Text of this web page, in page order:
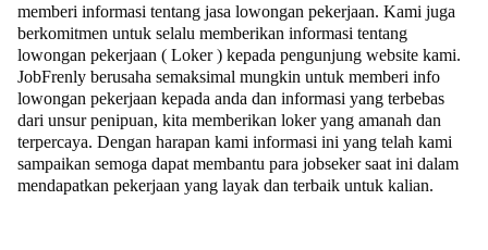
memberi informasi tentang jasa lowongan pekerjaan. Kami juga
berkomitmen untuk selalu memberikan informasi tentang
lowongan pekerjaan ( Loker ) kepada pengunjung website kami.
JobFrenly berusaha semaksimal mungkin untuk memberi info
lowongan pekerjaan kepada anda dan informasi yang terbebas
dari unsur penipuan, kita memberikan loker yang amanah dan
terpercaya. Dengan harapan kami informasi ini yang telah kami
sampaikan semoga dapat membantu para jobseker saat ini dalam
mendapatkan pekerjaan yang layak dan terbaik untuk kalian.